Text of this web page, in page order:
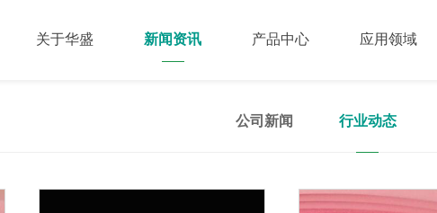
公司新闻 行业动态
关于华盛 新闻资讯 产品中心 应用领域